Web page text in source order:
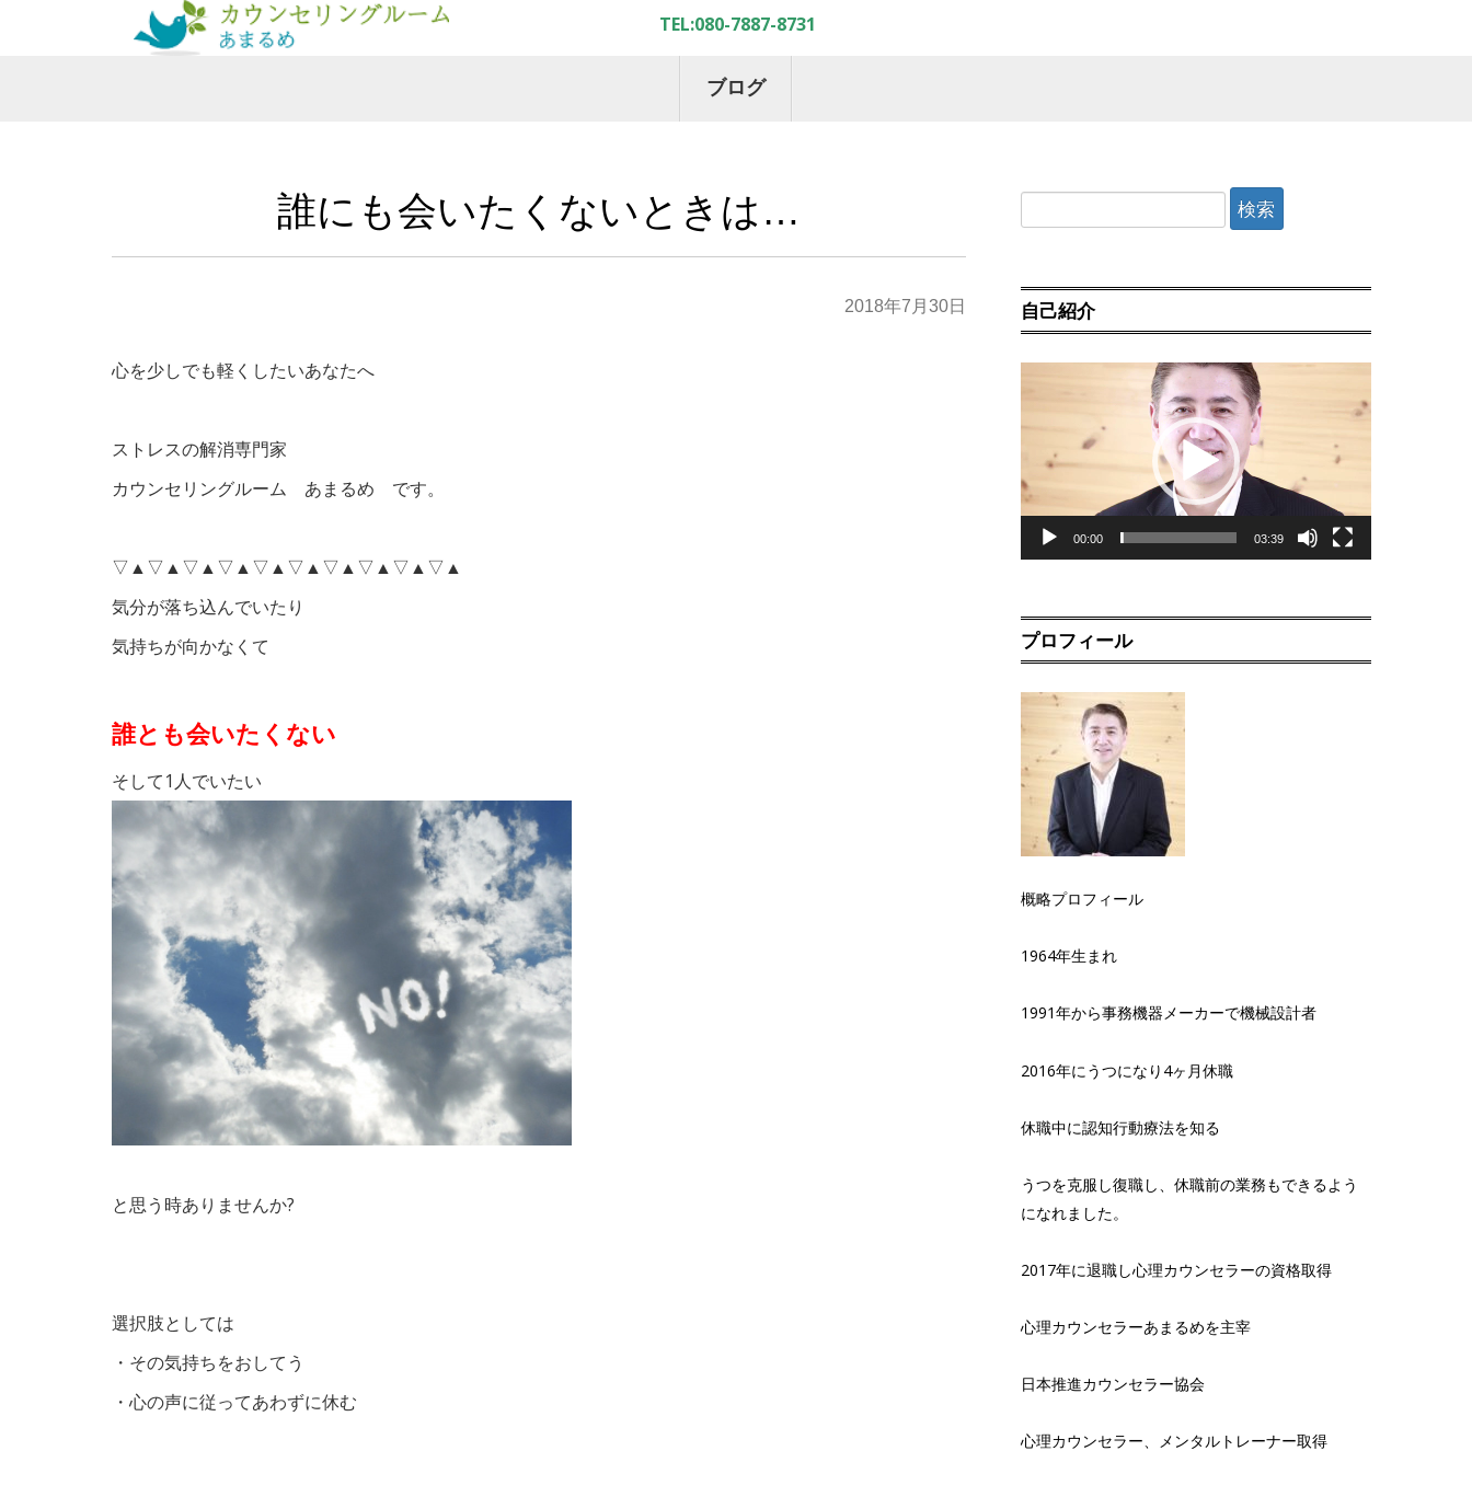
ブログ
誰にも会いたくないときは…
2018年7月30日
心を少しでも軽くしたいあなたへ
ストレスの解消専門家
カウンセリングルーム あまるめ です。
▽▲▽▲▽▲▽▲▽▲▽▲▽▲▽▲▽▲▽▲
気分が落ち込んでいたり
気持ちが向かなくて
誰とも会いたくない
そして1人でいたい
と思う時ありませんか?
選択肢としては
・その気持ちをおしてう
・心の声に従ってあわずに休む
検
索:
自己紹介
動
レ
ー
00:00 03:39
プロフィール
概略プロフィール
1964年生まれ
1991年から事務機器メーカーで機械設計者
2016年にうつになり4ヶ月休職
休職中に認知行動療法を知る
うつを克服し復職し、休職前の業務もできるよう
になれました。
2017年に退職し心理カウンセラーの資格取得
心理カウンセラーあまるめを主宰
日本推進カウンセラー協会
心理カウンセラー、メンタルトレーナー取得